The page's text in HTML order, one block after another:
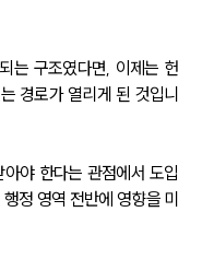
는 구조였다면, 이제는 헌
경로가 열리게 된 것입니
야 한다는 관점에서 도입
정 영역 전반에 영향을 미